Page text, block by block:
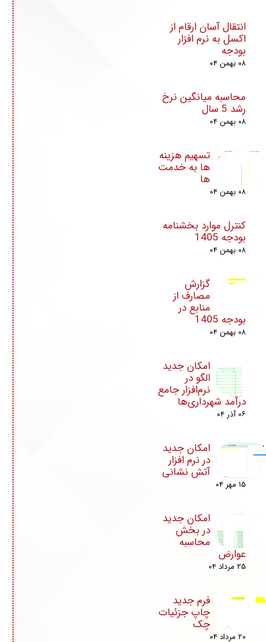
انتقال آسان ارقام از
اکسل به نرم افزار
بودجه
۰۸ بهمن ۰۴
محاسبه میانگین نرخ
رشد 5 سال
۰۸ بهمن ۰۴
تسهیم هزینه
ها به خدمت
ها
۰۸ بهمن ۰۴
کنترل موارد بخشنامه
بودجه 1405
۰۸ بهمن ۰۴
گزارش
مصارف از
منابع در
بودجه 1405
۰۸ بهمن ۰۴
امکان جدید
الگو در
نرم‌افزار جامع
درآمد شهرداری‌ها
۰۶ آذر ۰۴
امکان جدید
در نرم افزار
آتش نشانی
۱۵ مهر ۰۴
امکان جدید
در بخش
محاسبه
عوارض
۲۵ مرداد ۰۴
فرم جدید
چاپ جزئیات
چک
۲۰ مرداد ۰۴